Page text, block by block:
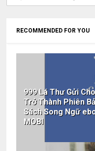
RECOMMENDED FOR YOU
999 Lá Thư Gửi
Trở Thành Phiên
Sách Song Ngữ
MOBI